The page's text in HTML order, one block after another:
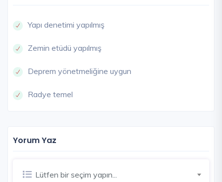
Yapı denetimi yapılmış
Zemin etüdü yapılmış
Deprem yönetmeliğine uygun
Radye temel
Yorum Yaz
Lütfen bir seçim yapın...